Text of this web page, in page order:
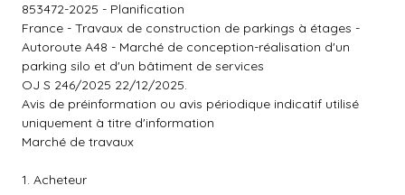
853472-2025 - Planification
France - Travaux de construction de parkings à étages -
Autoroute A48 - Marché de conception-réalisation d'un
parking silo et d'un bâtiment de services
OJ S 246/2025 22/12/2025.
Avis de préinformation ou avis périodique indicatif utilisé
uniquement à titre d'information
Marché de travaux
1. Acheteur